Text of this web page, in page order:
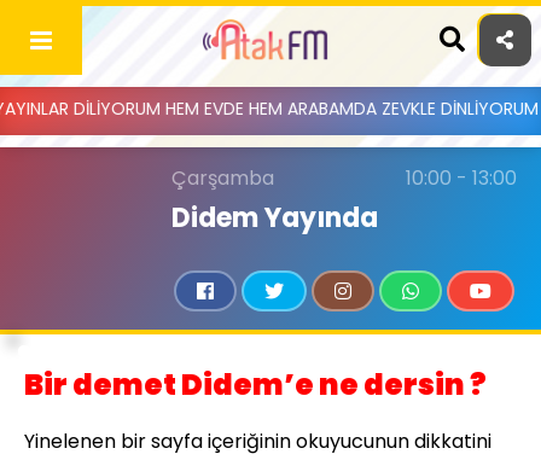
ANA SAYFA
İLETIŞIM
content
DİLİYORUM HEM EVDE HEM ARABAMDA ZEVKLE DİNLİYORUM
Çarşamba 10:00 - 13:00
Didem Yayında
Bir demet Didem’e ne dersin ?
Yinelenen bir sayfa içeriğinin okuyucunun dikkatini